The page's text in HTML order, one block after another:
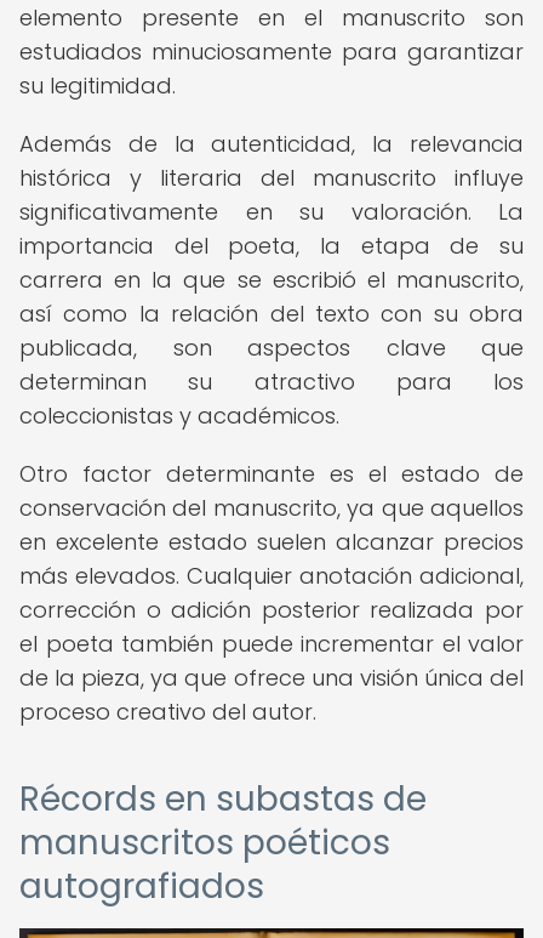
elemento presente en el manuscrito son
estudiados minuciosamente para garantizar
su legitimidad.
Además de la autenticidad, la relevancia
histórica y literaria del manuscrito influye
significativamente en su valoración. La
importancia del poeta, la etapa de su
carrera en la que se escribió el manuscrito,
así como la relación del texto con su obra
publicada, son aspectos clave que
determinan su atractivo para los
coleccionistas y académicos.
Otro factor determinante es el estado de
conservación del manuscrito, ya que aquellos
en excelente estado suelen alcanzar precios
más elevados. Cualquier anotación adicional,
corrección o adición posterior realizada por
el poeta también puede incrementar el valor
de la pieza, ya que ofrece una visión única del
proceso creativo del autor.
Récords en subastas de
manuscritos poéticos
autografiados